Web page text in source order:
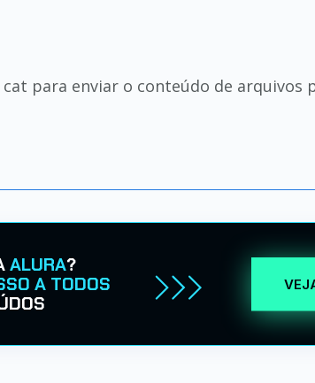
para enviar o conteúdo de arquivos
ALURA?
A TODOS